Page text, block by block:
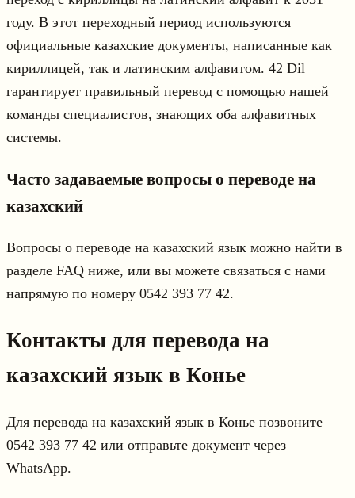
году. В этот переходный период используются
официальные казахские документы, написанные как
кириллицей, так и латинским алфавитом. 42 Dil
гарантирует правильный перевод с помощью нашей
команды специалистов, знающих оба алфавитных
системы.
Часто задаваемые вопросы о переводе на
казахский
Вопросы о переводе на казахский язык можно найти в
разделе FAQ ниже, или вы можете связаться с нами
напрямую по номеру 0542 393 77 42.
Контакты для перевода на
казахский язык в Конье
Для перевода на казахский язык в Конье позвоните
0542 393 77 42 или отправьте документ через
WhatsApp.